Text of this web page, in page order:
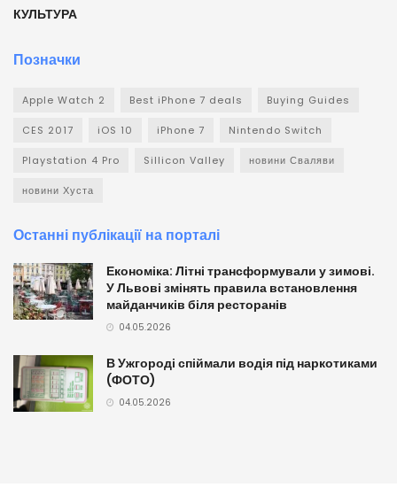
КУЛЬТУРА
Позначки
Apple Watch 2 Best iPhone 7 deals Buying Guides
CES 2017 iOS 10 iPhone 7 Nintendo Switch
Playstation 4 Pro Sillicon Valley новини Сваляви
новини Хуста
Останні публікації на порталі
Економіка: Літні трансформували у зимові.
У Львові змінять правила встановлення
майданчиків біля ресторанів
04.05.2026
В Ужгороді спіймали водія під наркотиками
(ФОТО)
04.05.2026